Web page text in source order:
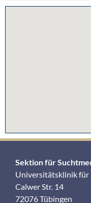
Sektion für
Universitätsklinik für
Calwer Str. 14
72076 Tübingen